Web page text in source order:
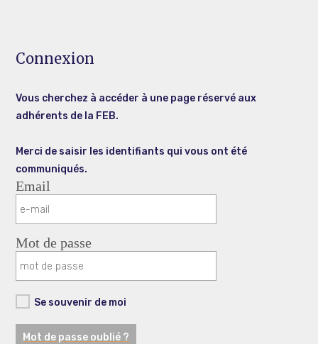
Connexion
Vous cherchez à accéder à une page réservé aux
adhérents de la FEB.
Merci de saisir les identifiants qui vous ont été
communiqués.
Email
Mot de passe
Se souvenir de moi
Mot de passe oublié ?